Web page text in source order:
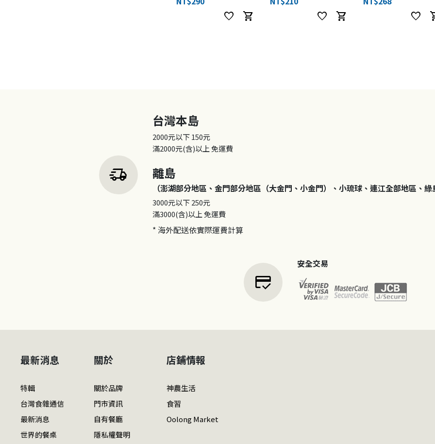
favorite shopping_cart favorite shopping_cart favorite
delivery_truck_speed
台灣本島
2000元以下150元
滿2000元(含)以上免運費
離島
（澎湖部分地區、金門部分地區（大金門、小金門）、小琉球、連江全部地區、綠
3000元以下250元
滿3000(含)以上免運費
* 海外配送依實際運費計算
credit_score
安全交易
最新消息
特輯
台灣食雜通信
最新消息
世界的餐桌
關於
關於品牌
門市資訊
自有餐廳
隱私權聲明
店鋪情報
神農生活
食習
Oolong Market